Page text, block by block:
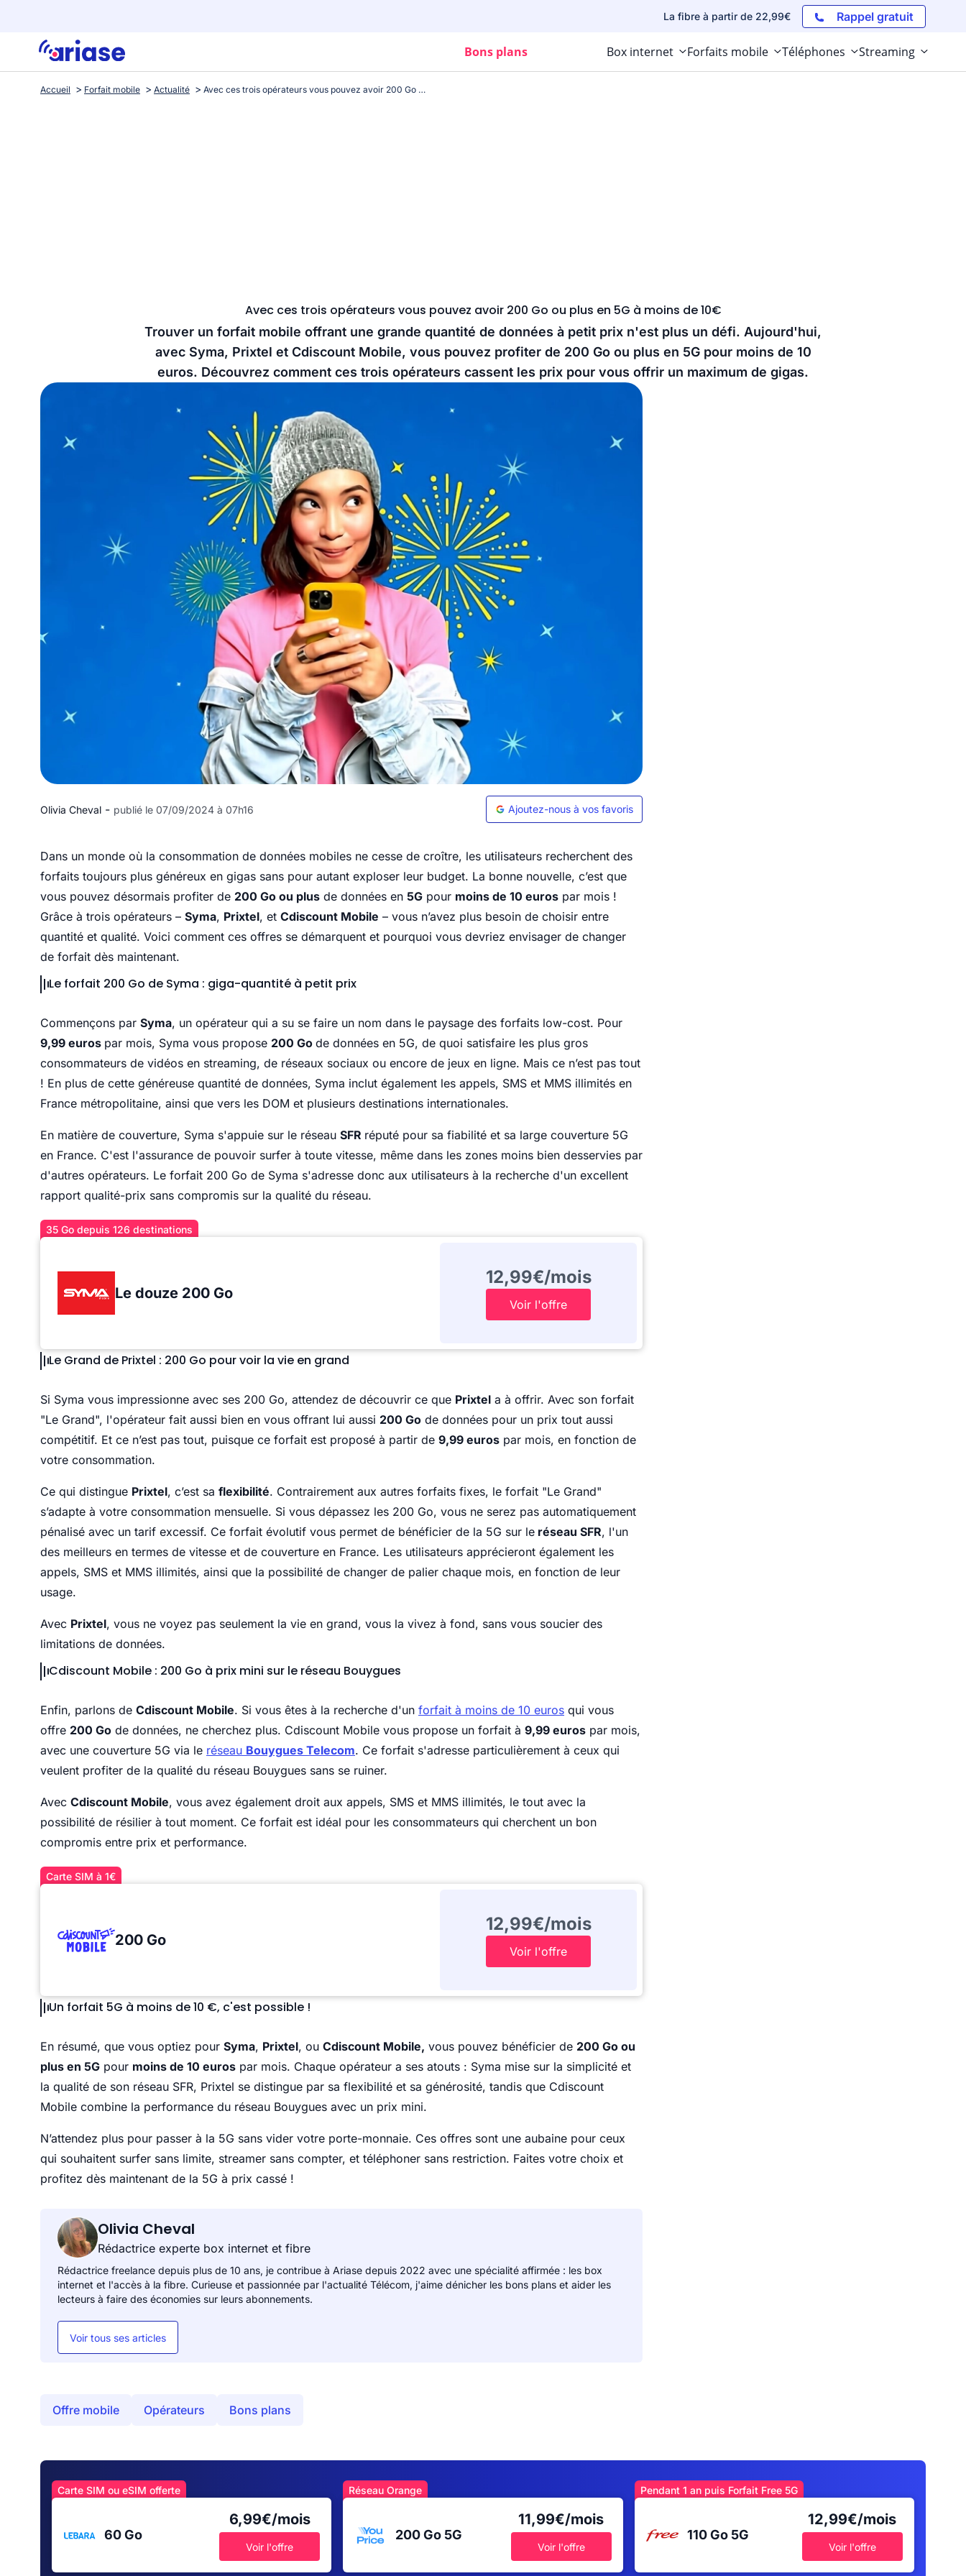
La fibre à partir de 22,99€ Rappel gratuit
Bons plans Box internet Forfaits mobile Téléphones Streaming
Accueil Forfait mobile Actualité Avec ces trois opérateurs vous pouvez avoir 200 Go ou plus en 5G à moins de 10€
Avec ces trois opérateurs vous pouvez avoir 200 Go ou plus en 5G à moins de 10€
Trouver un forfait mobile offrant une grande quantité de données à petit prix n'est plus un défi. Aujourd'hui,
avec Syma, Prixtel et Cdiscount Mobile, vous pouvez profiter de 200 Go ou plus en 5G pour moins de 10
euros. Découvrez comment ces trois opérateurs cassent les prix pour vous offrir un maximum de gigas.
Olivia Cheval - publié le 07/09/2024 à 07h16 Ajoutez-nous à vos favoris
Dans un monde où la consommation de données mobiles ne cesse de croître, les utilisateurs recherchent des
forfaits toujours plus généreux en gigas sans pour autant exploser leur budget. La bonne nouvelle, c’est que
vous pouvez désormais profiter de 200 Go ou plus de données en 5G pour moins de 10 euros par mois !
Grâce à trois opérateurs – Syma, Prixtel, et Cdiscount Mobile – vous n’avez plus besoin de choisir entre
quantité et qualité. Voici comment ces offres se démarquent et pourquoi vous devriez envisager de changer
de forfait dès maintenant.
Le forfait 200 Go de Syma : giga-quantité à petit prix
Commençons par Syma, un opérateur qui a su se faire un nom dans le paysage des forfaits low-cost. Pour
9,99 euros par mois, Syma vous propose 200 Go de données en 5G, de quoi satisfaire les plus gros
consommateurs de vidéos en streaming, de réseaux sociaux ou encore de jeux en ligne. Mais ce n’est pas tout
! En plus de cette généreuse quantité de données, Syma inclut également les appels, SMS et MMS illimités en
France métropolitaine, ainsi que vers les DOM et plusieurs destinations internationales.
En matière de couverture, Syma s'appuie sur le réseau SFR réputé pour sa fiabilité et sa large couverture 5G
en France. C'est l'assurance de pouvoir surfer à toute vitesse, même dans les zones moins bien desservies par
d'autres opérateurs. Le forfait 200 Go de Syma s'adresse donc aux utilisateurs à la recherche d'un excellent
rapport qualité-prix sans compromis sur la qualité du réseau.
35 Go depuis 126 destinations
Le douze 200 Go
12,99€/mois
Voir l'offre
Le Grand de Prixtel : 200 Go pour voir la vie en grand
Si Syma vous impressionne avec ses 200 Go, attendez de découvrir ce que Prixtel a à offrir. Avec son forfait
"Le Grand", l'opérateur fait aussi bien en vous offrant lui aussi 200 Go de données pour un prix tout aussi
compétitif. Et ce n’est pas tout, puisque ce forfait est proposé à partir de 9,99 euros par mois, en fonction de
votre consommation.
Ce qui distingue Prixtel, c’est sa flexibilité. Contrairement aux autres forfaits fixes, le forfait "Le Grand"
s’adapte à votre consommation mensuelle. Si vous dépassez les 200 Go, vous ne serez pas automatiquement
pénalisé avec un tarif excessif. Ce forfait évolutif vous permet de bénéficier de la 5G sur le réseau SFR, l'un
des meilleurs en termes de vitesse et de couverture en France. Les utilisateurs apprécieront également les
appels, SMS et MMS illimités, ainsi que la possibilité de changer de palier chaque mois, en fonction de leur
usage.
Avec Prixtel, vous ne voyez pas seulement la vie en grand, vous la vivez à fond, sans vous soucier des
limitations de données.
Cdiscount Mobile : 200 Go à prix mini sur le réseau Bouygues
Enfin, parlons de Cdiscount Mobile. Si vous êtes à la recherche d'un forfait à moins de 10 euros qui vous
offre 200 Go de données, ne cherchez plus. Cdiscount Mobile vous propose un forfait à 9,99 euros par mois,
avec une couverture 5G via le réseau Bouygues Telecom. Ce forfait s'adresse particulièrement à ceux qui
veulent profiter de la qualité du réseau Bouygues sans se ruiner.
Avec Cdiscount Mobile, vous avez également droit aux appels, SMS et MMS illimités, le tout avec la
possibilité de résilier à tout moment. Ce forfait est idéal pour les consommateurs qui cherchent un bon
compromis entre prix et performance.
Carte SIM à 1€
200 Go
12,99€/mois
Voir l'offre
Un forfait 5G à moins de 10 €, c'est possible !
En résumé, que vous optiez pour Syma, Prixtel, ou Cdiscount Mobile, vous pouvez bénéficier de 200 Go ou
plus en 5G pour moins de 10 euros par mois. Chaque opérateur a ses atouts : Syma mise sur la simplicité et
la qualité de son réseau SFR, Prixtel se distingue par sa flexibilité et sa générosité, tandis que Cdiscount
Mobile combine la performance du réseau Bouygues avec un prix mini.
N’attendez plus pour passer à la 5G sans vider votre porte-monnaie. Ces offres sont une aubaine pour ceux
qui souhaitent surfer sans limite, streamer sans compter, et téléphoner sans restriction. Faites votre choix et
profitez dès maintenant de la 5G à prix cassé !
Olivia Cheval
Rédactrice experte box internet et fibre
Rédactrice freelance depuis plus de 10 ans, je contribue à Ariase depuis 2022 avec une spécialité affirmée : les box
internet et l'accès à la fibre. Curieuse et passionnée par l'actualité Télécom, j'aime dénicher les bons plans et aider les
lecteurs à faire des économies sur leurs abonnements.
Voir tous ses articles
Offre mobile Opérateurs Bons plans
Carte SIM ou eSIM offerte
60 Go
6,99€/mois
Voir l'offre
Réseau Orange
200 Go 5G
11,99€/mois
Voir l'offre
Pendant 1 an puis Forfait Free 5G
110 Go 5G
12,99€/mois
Voir l'offre